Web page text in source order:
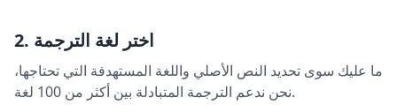
2. اختر لغة الترجمة
ما عليك سوى تحديد النص الأصلي واللغة المستهدفة التي تحتاجها،
نحن ندعم الترجمة المتبادلة بين أكثر من 100 لغة.